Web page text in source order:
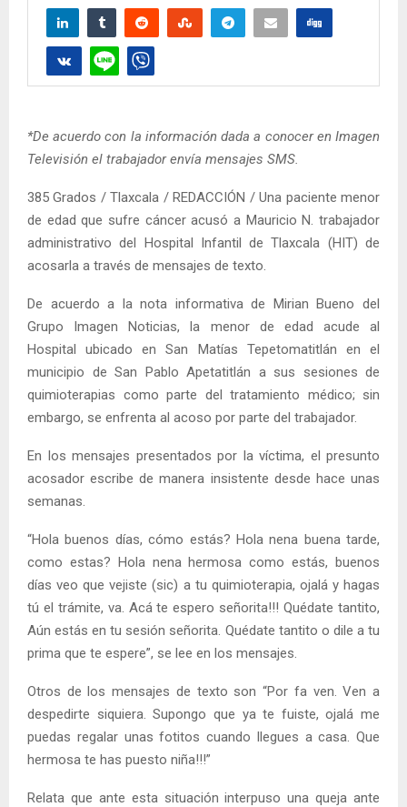
*De acuerdo con la información dada a conocer en Imagen
Televisión el trabajador envía mensajes SMS.
385 Grados / Tlaxcala / REDACCIÓN / Una paciente menor
de edad que sufre cáncer acusó a Mauricio N. trabajador
administrativo del Hospital Infantil de Tlaxcala (HIT) de
acosarla a través de mensajes de texto.
De acuerdo a la nota informativa de Mirian Bueno del
Grupo Imagen Noticias, la menor de edad acude al
Hospital ubicado en San Matías Tepetomatitlán en el
municipio de San Pablo Apetatitlán a sus sesiones de
quimioterapias como parte del tratamiento médico; sin
embargo, se enfrenta al acoso por parte del trabajador.
En los mensajes presentados por la víctima, el presunto
acosador escribe de manera insistente desde hace unas
semanas.
“Hola buenos días, cómo estás? Hola nena buena tarde,
como estas? Hola nena hermosa como estás, buenos
días veo que vejiste (sic) a tu quimioterapia, ojalá y hagas
tú el trámite, va. Acá te espero señorita!!! Quédate tantito,
Aún estás en tu sesión señorita. Quédate tantito o dile a tu
prima que te espere”, se lee en los mensajes.
Otros de los mensajes de texto son “Por fa ven. Ven a
despedirte siquiera. Supongo que ya te fuiste, ojalá me
puedas regalar unas fotitos cuando llegues a casa. Que
hermosa te has puesto niña!!!”
Relata que ante esta situación interpuso una queja ante